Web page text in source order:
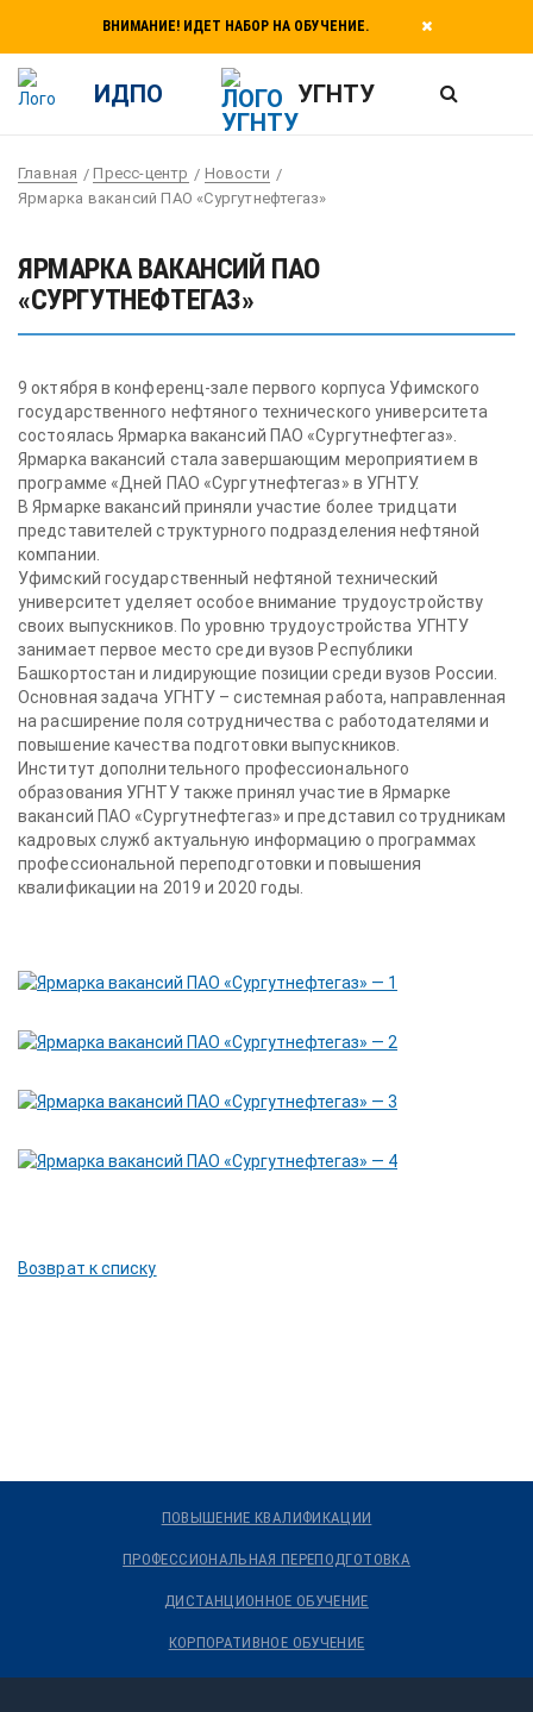
ВНИМАНИЕ! ИДЕТ НАБОР НА ОБУЧЕНИЕ.
ИДПО УГНТУ
Главная Пресс-центр
Новости
Ярмарка вакансий ПАО «Сургутнефтегаз»
ЯРМАРКА ВАКАНСИЙ ПАО
«СУРГУТНЕФТЕГАЗ»
9 октября в конференц-зале первого корпуса Уфимского
государственного нефтяного технического университета
состоялась Ярмарка вакансий ПАО «Сургутнефтегаз».
Ярмарка вакансий стала завершающим мероприятием в
программе «Дней ПАО «Сургутнефтегаз» в УГНТУ.
В Ярмарке вакансий приняли участие более тридцати
представителей структурного подразделения нефтяной
компании.
Уфимский государственный нефтяной технический
университет уделяет особое внимание трудоустройству
своих выпускников. По уровню трудоустройства УГНТУ
занимает первое место среди вузов Республики
Башкортостан и лидирующие позиции среди вузов России.
Основная задача УГНТУ – системная работа, направленная
на расширение поля сотрудничества с работодателями и
повышение качества подготовки выпускников.
Институт дополнительного профессионального
образования УГНТУ также принял участие в Ярмарке
вакансий ПАО «Сургутнефтегаз» и представил сотрудникам
кадровых служб актуальную информацию о программах
профессиональной переподготовки и повышения
квалификации на 2019 и 2020 годы.
Возврат к списку
ПОВЫШЕНИЕ КВАЛИФИКАЦИИ
ПРОФЕССИОНАЛЬНАЯ ПЕРЕПОДГОТОВКА
ДИСТАНЦИОННОЕ ОБУЧЕНИЕ
КОРПОРАТИВНОЕ ОБУЧЕНИЕ